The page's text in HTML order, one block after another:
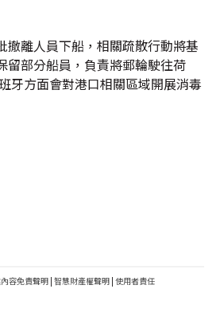
撤離人員下船，相關疏散行動將基
留部分船員，負責將郵輪駛往荷
牙方面會對港口相關區域開展消毒
容免責聲明 | 智慧財產權聲明 | 使用者責任